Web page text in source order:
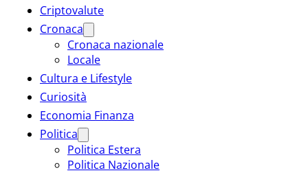
Criptovalute
Cronaca
Cronaca nazionale
Locale
Cultura e Lifestyle
Curiosità
Economia Finanza
Politica
Politica Estera
Politica Nazionale